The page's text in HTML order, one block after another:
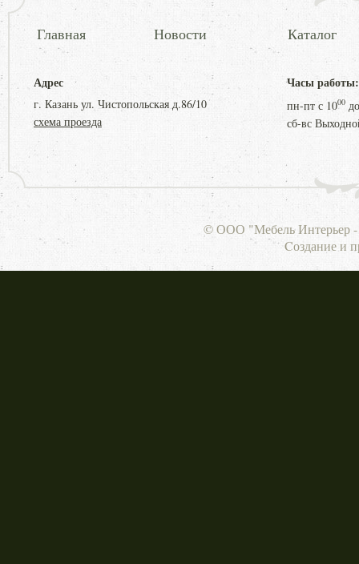
Главная Новости Каталог
Адрес
г. Казань ул. Чистопольская д.86/10
схема проезда
Часы работы:
пн-пт с 1000
сб-вс
© ООО "Мебель Интерьер -
Cоздание и